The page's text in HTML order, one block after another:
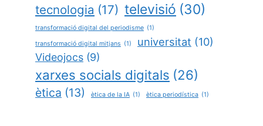
tecnologia (17) televisió (30)
transformació digital del periodisme (1)
transformació digital mitjans (1) universitat (10)
Videojocs (9)
xarxes socials digitals (26)
ètica (13) ètica de la IA (1) ètica periodística (1)